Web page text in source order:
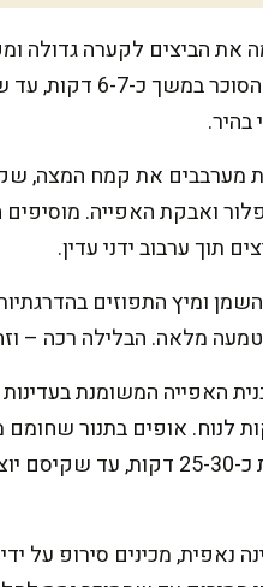
את הביצים לקערה גדולה
אותן יחד עם הסוכר
בהיר.
מערבבים את קמח המצה,
ואבקת האפייה.
תוך ערבוב ידני עדין.
ומיץ התפוזים
מלאה. הבלילה רכה –
האפייה המשומנת בעדינות
ל-10 דקות לנוח. אופים בתנור
ל-160 מעלות כ-25-30 דקות, עד
נאפית, מכינים סירופ על